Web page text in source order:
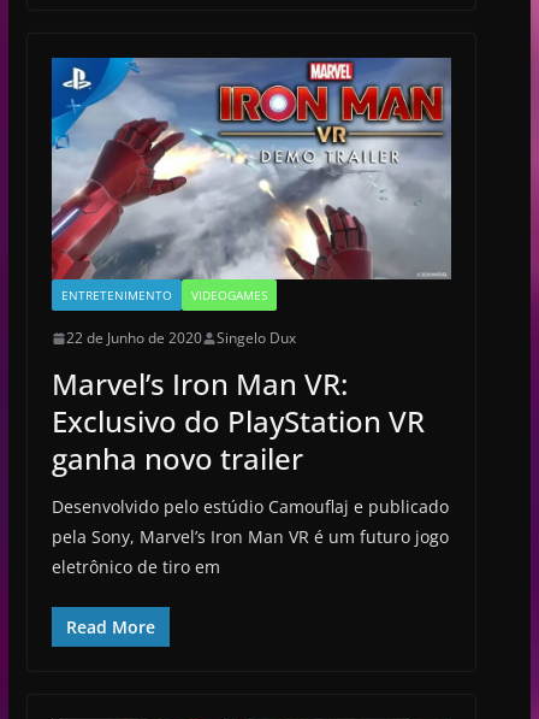
ENTRETENIMENTO VIDEOGAMES
22 de Junho de 2020 Singelo Dux
Marvel’s Iron Man VR:
Exclusivo do PlayStation VR
ganha novo trailer
Desenvolvido pelo estúdio Camouflaj e publicado
pela Sony, Marvel’s Iron Man VR é um futuro jogo
eletrônico de tiro em
Read More